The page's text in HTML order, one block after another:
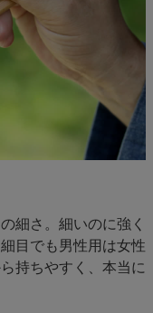
細さ。細いのに強く
目でも男性用は女性
持ちやすく、本当に